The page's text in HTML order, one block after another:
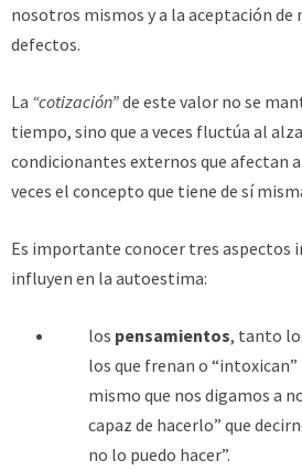
nosotros mismos y a la aceptación de
defectos.
La “cotización”de este valor no se
tiempo, sino que a veces fluctúa al
condicionantes externos que afectan
veces el concepto que tiene de sí
Es importante conocer tres aspectos
influyen en la autoestima:
los pensamientos, tanto
los que frenan o
mismo que nos digamos a
capaz de hacerlo” que
no lo puedo hacer”.